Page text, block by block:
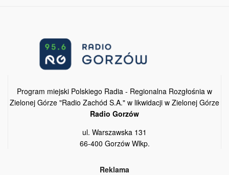
Program miejski Polskiego Radia - Regionalna Rozgłośnia w
Zielonej Górze "Radio Zachód S.A." w likwidacji w Zielonej Górze
Radio Gorzów
ul. Warszawska 131
66-400 Gorzów Wlkp.
Reklama